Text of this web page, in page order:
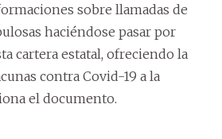
sobre llamadas de
haciéndose pasar por
cartera estatal, ofreciendo la
contra Covid-19 a la
el documento.